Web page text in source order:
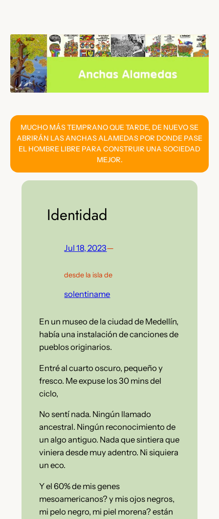
contenido
MUCHO MÁS TEMPRANO QUE TARDE, DE NUEVO SE
ABRIRÁN LAS ANCHAS ALAMEDAS POR DONDE PASE
EL HOMBRE LIBRE PARA CONSTRUIR UNA SOCIEDAD
MEJOR.
Identidad
Jul 18, 2023—
desde la isla de
solentiname
En un museo de la ciudad de Medellín,
había una instalación de canciones de
pueblos originarios.
Entré al cuarto oscuro, pequeño y
fresco. Me expuse los 30 mins del
ciclo,
No sentí nada. Ningún llamado
ancestral. Ningún reconocimiento de
un algo antiguo. Nada que sintiera que
viniera desde muy adentro. Ni siquiera
un eco.
Y el 60% de mis genes
mesoamericanos? y mis ojos negros,
mi pelo negro, mi piel morena? están